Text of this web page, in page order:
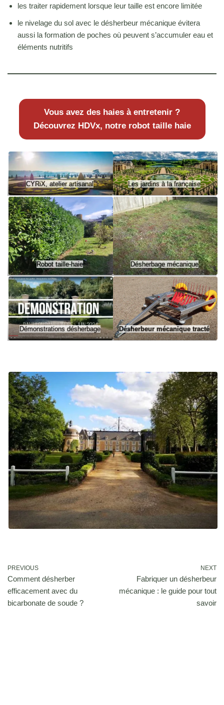
les traiter rapidement lorsque leur taille est encore limitée
le nivelage du sol avec le désherbeur mécanique évitera
aussi la formation de poches où peuvent s’accumuler eau et
éléments nutritifs
Vous avez des haies à entretenir ?
Découvrez HDVx, notre robot taille haie
CYRiX, atelier artisanal Les jardins à la française
Robot taille-haie Désherbage mécanique
Démonstrations désherbage Désherbeur mécanique tracté
PREVIOUS
Comment désherber
efficacement avec du
bicarbonate de soude ?
NEXT
Fabriquer un désherbeur
mécanique : le guide pour tout
savoir